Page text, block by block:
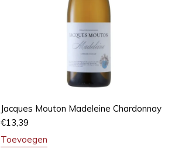
Jacques Mouton Madeleine Chardonnay
€13,39
Toevoegen